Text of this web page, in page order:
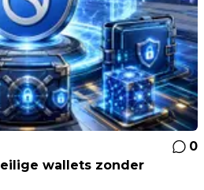
0
wallets zonder